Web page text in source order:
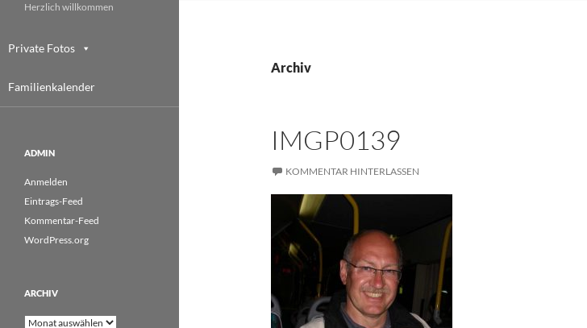
Archiv
IMGP0139
KOMMENTAR HINTERLASSEN
Herzlich willkommen
Private Fotos
Familienkalender
ADMIN
Anmelden
Eintrags-Feed
Kommentar-Feed
WordPress.org
ARCHIV
Archiv